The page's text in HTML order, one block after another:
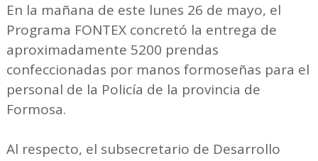
En la mañana de este lunes 26 de mayo, el
Programa FONTEX concretó la entrega de
aproximadamente 5200 prendas
confeccionadas por manos formoseñas para el
personal de la Policía de la provincia de
Formosa.
Al respecto, el subsecretario de Desarrollo